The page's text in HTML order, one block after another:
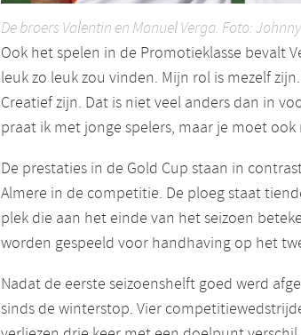
De broers Valentin en Manuel Verga. Foto:
Ook het spelen in de Promotieklasse bevalt
leuk zo leuk zou vinden. Mijn rol is mezelf
Creatief zijn. Dat is niet veel anders dan in
praat ik met jonge spelers, maar je moet ook
De prestaties in de Gold Cup staan in
Almere in de competitie. De ploeg staat
plek die aan het einde van het seizoen
worden gespeeld voor handhaving op het
Nadat de eerste seizoenshelft goed werd
sinds de winterstop. Vier